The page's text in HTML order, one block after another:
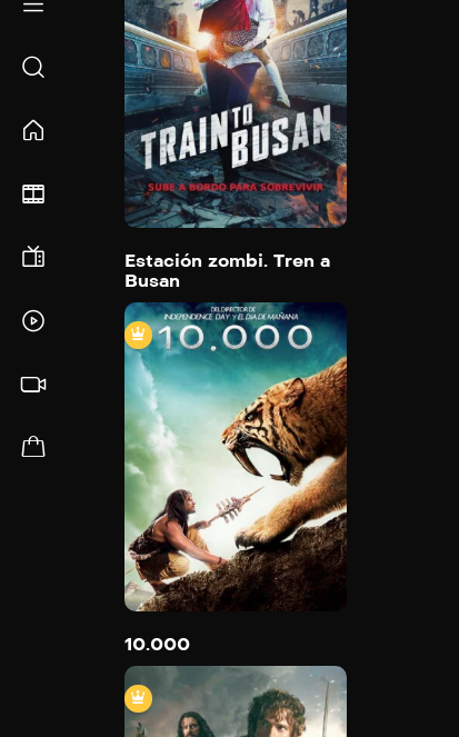
Estación zombi. Tren a Busan
2016 118 min
Trailer
Estación zombi. Tren a
Busan
10.000
2008 109 min
Trailer
10.000